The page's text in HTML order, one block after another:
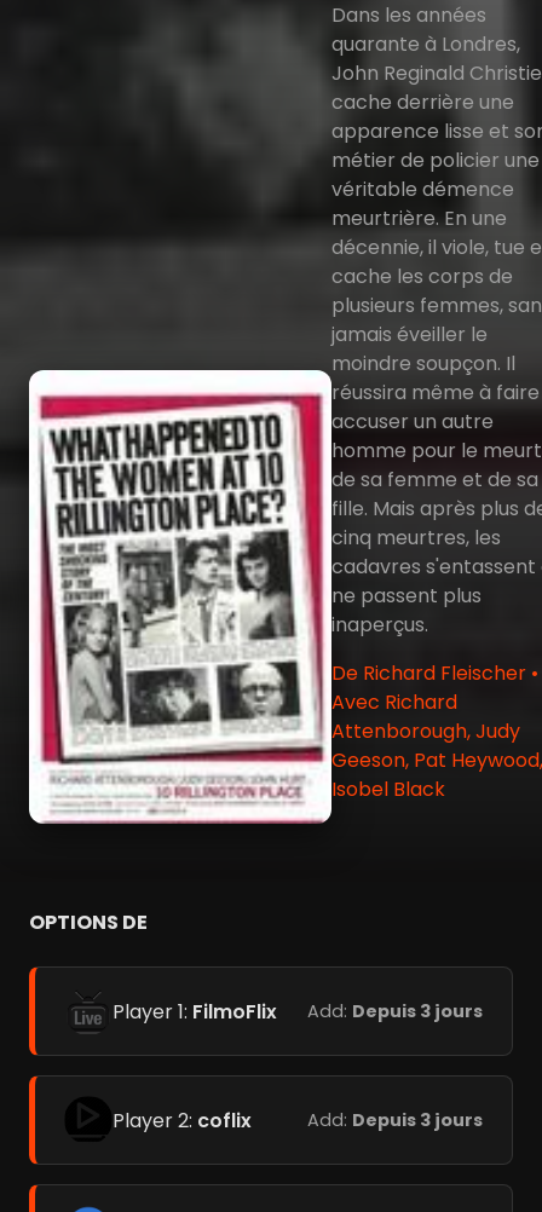
Dans les années
quarante à Londres,
John Reginald Christie
cache derrière une
apparence lisse et
métier de policier une
véritable démence
meurtrière. En une
décennie, il viole, tue
cache les corps de
plusieurs femmes,
jamais éveiller le
moindre soupçon. Il
réussira même à faire
accuser un autre
homme pour le
de sa femme et de sa
fille. Mais après plus
cinq meurtres, les
cadavres s'entassent
ne passent plus
inaperçus.
De Richard Fleischer •
Avec Richard
Attenborough, Judy
Geeson, Pat Heywood,
Isobel Black
OPTIONS DE
Player 1: FilmoFlix Add: Depuis 3 jours
Player 2: coflix Add: Depuis 3 jours